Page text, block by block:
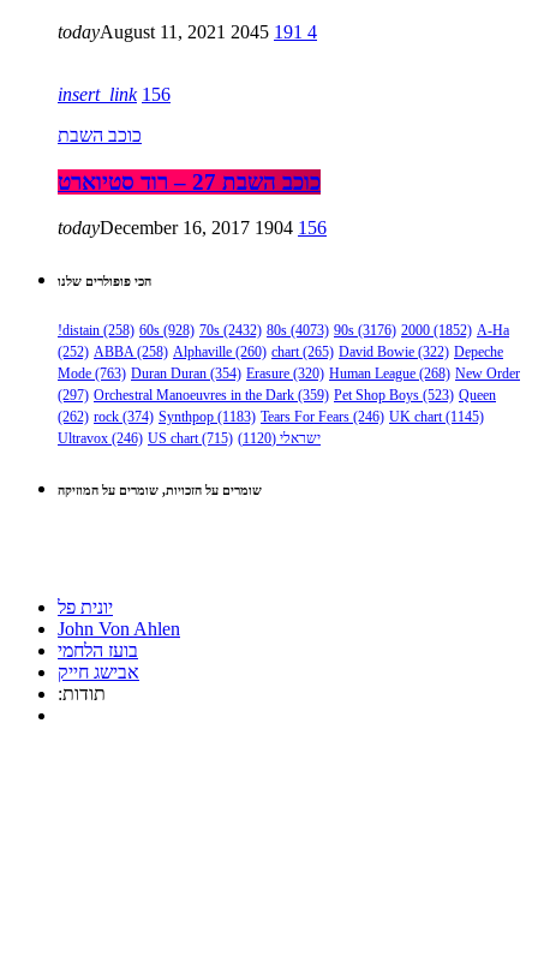
todayAugust 11, 2021 2045 191 4
insert_link 156
כוכב השבת
כוכב השבת 27 – רוד סטיוארט
todayDecember 16, 2017 1904 156
הכי פופולרים שלנו
!distain (258) 60s (928) 70s (2432) 80s (4073) 90s (3176) 2000 (1852) A-Ha
(252) ABBA(258) Alphaville (260) chart(265) David Bowie (322) Depeche
Mode (763) Duran Duran (354) Erasure (320) Human League (268) New Order
(297) Orchestral Manoeuvres in the Dark (359) Pet Shop Boys (523) Queen
(262) rock (374) Synthpop (1183) Tears For Fears (246) UK chart(1145)
Ultravox (246) US chart(715) ישראלי (1120)
שומרים על הזכויות, שומרים על המוזיקה
יונית פל
John Von Ahlen
בועז הלחמי
אבישג חייק
:תודות